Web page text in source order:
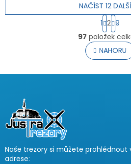
O
v
l
á
y
v
NAČÍST 12
S
t
r
á
n
k
v
1 2 9
97 položek
NAHORU
a
Naše trezory si můžete
adrese: